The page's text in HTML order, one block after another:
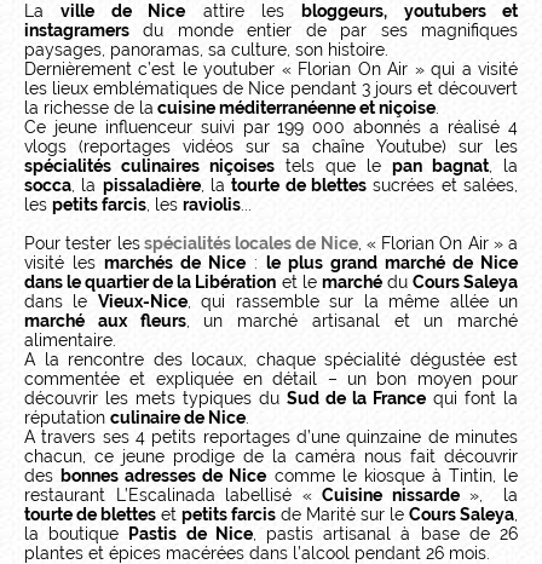
Laville de Nice attire les
bloggeurs, youtubers et
instagramers du monde entier de par ses magnifiques
paysages, panoramas, sa culture, son histoire.
Dernièrement c’est le youtuber « Florian On Air » qui a visité
les lieux emblématiques de Nice pendant 3 jours et découvert
la richesse de la cuisine méditerranéenne et niçoise
Ce jeune influenceur suivi par 199 000 abonnés a réalisé 4
vlogs (reportages vidéos sur sa chaîne Youtube) sur les
spécialités culinaires niçoises tels que le pan bagnat , la
socca , la pissaladière, latourte de blettes sucrées et salées,
les petits farcis , les raviolis
Pour tester les spécialités locales de Nice, « Florian On Air » a
visité lesmarchés de Nice : le plus grand marché de Nice
dans le quartier de la Libération et le marchédu Cours Saleya
dans le Vieux-Nice, qui rassemble sur la même allée un
marché aux fleurs, un marché artisanal et un marché
alimentaire.
A la rencontre des locaux, chaque spécialité dégustée est
commentée et expliquée en détail – un bon moyen pour
découvrir les mets typiques du Sud de la France qui font la
réputation culinaire de Nice
A travers ses 4 petits reportages d’une quinzaine de minutes
chacun, ce jeune prodige de la caméra nous fait découvrir
des bonnes adresses de Nice comme le kiosque à Tintin, le
restaurant L’Escalinada labellisé « Cuisine nissarde», la
tourte de blettes et petits farcis de Marité sur le Cours Saleya
la boutique
Pastis de Nice, pastis artisanal à base de 26
plantes et épices macérées dans l’alcool pendant 26 mois.